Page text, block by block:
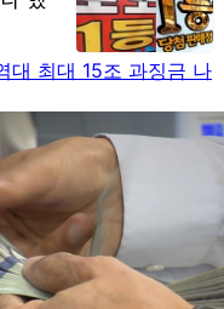
대 최대 15조 과징금 나